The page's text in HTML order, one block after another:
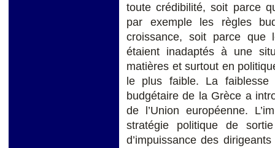
toute crédibilité, soit parce
par exemple les règles
croissance, soit parce que
étaient inadaptés à une
matières et surtout en
le plus faible. La
budgétaire de la Grèce a
de l’Union européenne.
stratégie politique de
d’impuissance des